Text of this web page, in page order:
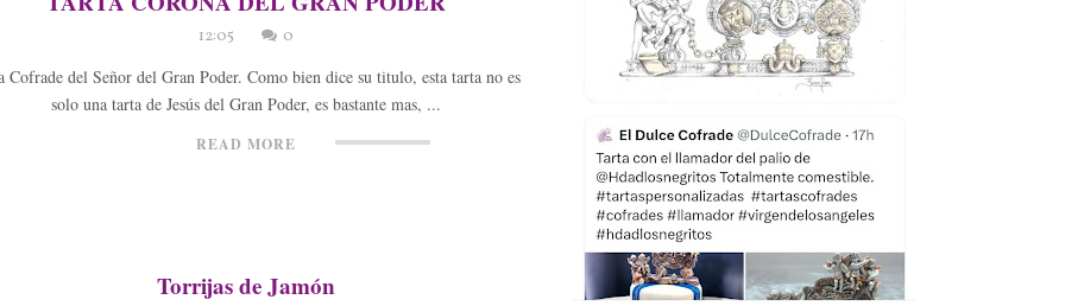
12:05 0
Cofrade del Señor del Gran Poder. Como bien dice su titulo, esta tarta no es
solo una tarta de Jesús del Gran Poder, es bastante mas, ...
READ MORE
Torrijas de Jamón